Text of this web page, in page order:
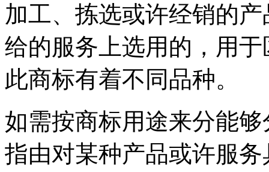
加工、拣选或许经销的
给的服务上选用的，用
此商标有着不同品种。
如需按商标用途来分能
指由对某种产品或许服